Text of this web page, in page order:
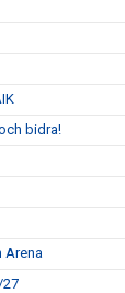
bidra!
Arena